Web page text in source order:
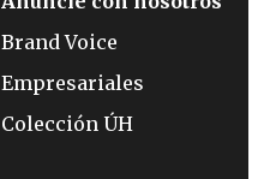
Brand Voice
Empresariales
Colección ÚH